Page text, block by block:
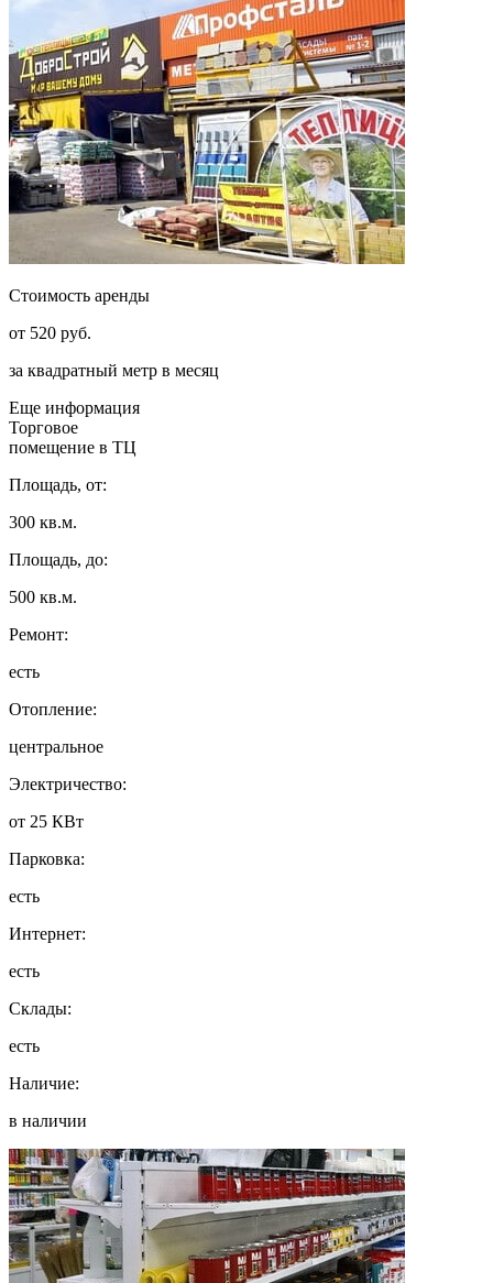
Стоимость аренды
от 520 руб.
за квадратный метр в месяц
Еще информация
Торговое
помещение в ТЦ
Площадь, от:
300 кв.м.
Площадь, до:
500 кв.м.
Ремонт:
есть
Отопление:
центральное
Электричество:
от 25 КВт
Парковка:
есть
Интернет:
есть
Склады:
есть
Наличие:
в наличии